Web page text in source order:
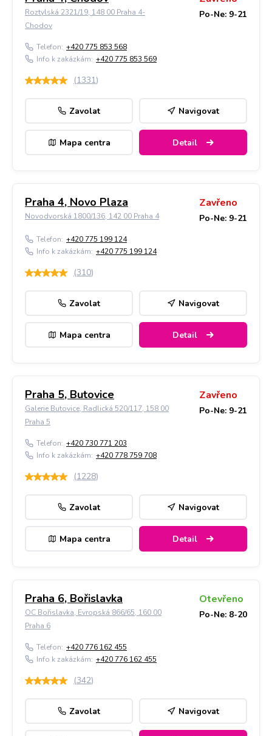
Roztylská 2321/19, 148 00 Praha 4-
Chodov
Po-Ne: 9-21
Telefon: +420 775 853 568
Info k zakázkám: +420 775 853 569
(1331)
Zavolat Navigovat
Mapa centra Detail
Praha 4, Novo Plaza
Novodvorská 1800/136, 142 00 Praha 4
Zavřeno
Po-Ne: 9-21
Telefon: +420 775 199 124
Info k zakázkám: +420 775 199 124
(310)
Zavolat Navigovat
Mapa centra Detail
Praha 5, Butovice
Galerie Butovice, Radlická 520/117, 158 00
Praha 5
Zavřeno
Po-Ne: 9-21
Telefon: +420 730 771 203
Info k zakázkám: +420 778 759 708
(1228)
Zavolat Navigovat
Mapa centra Detail
Praha 6, Bořislavka
OC Bořislavka, Evropská 866/65, 160 00
Praha 6
Otevřeno
Po-Ne: 8-20
Telefon: +420 776 162 455
Info k zakázkám: +420 776 162 455
(342)
Zavolat Navigovat